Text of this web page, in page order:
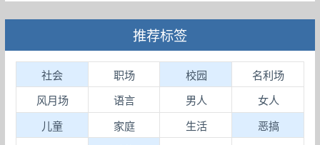
推荐标签
社会 职场 校园 名利场
风月场 语言 男人 女人
儿童 家庭 生活 恶搞